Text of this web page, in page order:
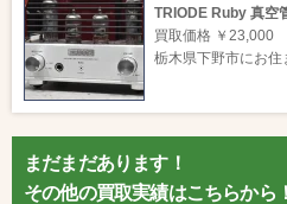
TRIODE Ruby 真空
買取価格 ￥23,000
栃木県下野市にお住
まだまだあります！
その他の買取実績はこちらから！